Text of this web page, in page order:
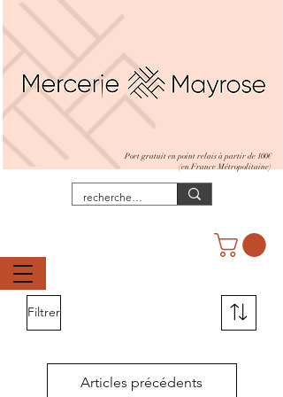
Port gratuit en point relais à partir de 100€
(en France Métropolitaine)
Filtrer
Articles précédents